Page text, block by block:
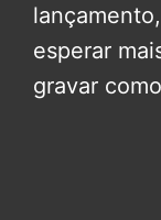
lançamento,
esperar
gravar